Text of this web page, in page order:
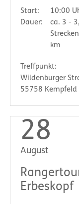
Start:
10:00
Dauer:
ca. 3 -
km
Treffpunkt:
Wildenburger
55758 Kempfeld
28
August
Erbeskopf